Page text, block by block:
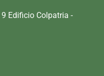
Edificio Colpatria -